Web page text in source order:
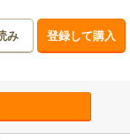
み 登録して購入